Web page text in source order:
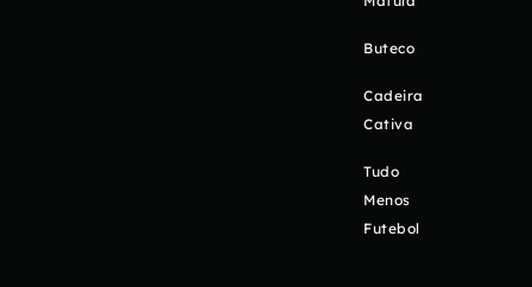
Buteco
Cadeira
Cativa
Tudo
Menos
Futebol